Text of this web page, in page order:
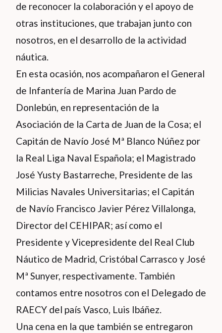
de reconocer la colaboración y el apoyo de
otras instituciones, que trabajan junto con
nosotros, en el desarrollo de la actividad
náutica.
En esta ocasión, nos acompañaron el General
de Infantería de Marina Juan Pardo de
Donlebún, en representación de la
Asociación de la Carta de Juan de la Cosa; el
Capitán de Navío José Mª Blanco Núñez por
la Real Liga Naval Española; el Magistrado
José Yusty Bastarreche, Presidente de las
Milicias Navales Universitarias; el Capitán
de Navío Francisco Javier Pérez Villalonga,
Director del CEHIPAR; así como el
Presidente y Vicepresidente del Real Club
Náutico de Madrid, Cristóbal Carrasco y José
Mª Sunyer, respectivamente. También
contamos entre nosotros con el Delegado de
RAECY del país Vasco, Luis Ibáñez.
Una cena en la que también se entregaron